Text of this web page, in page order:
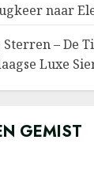
naar
– De
Luxe
GEMIST